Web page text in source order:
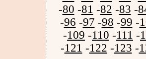
-80 -81 -82 -83 -
-96 -97 -98 -99 -
-109 -110 -111 -
-121 -122 -123 -